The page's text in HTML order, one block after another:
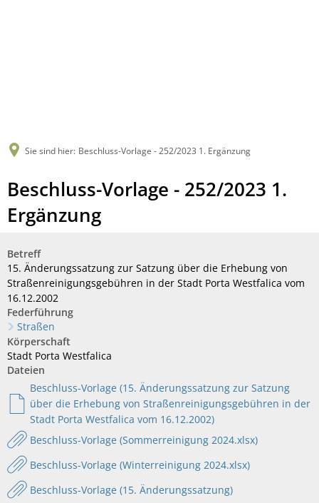
Sie sind hier: Beschluss-Vorlage - 252/2023 1. Ergänzung
Beschluss-Vorlage - 252/2023 1.
Ergänzung
Betreff
15. Änderungssatzung zur Satzung über die Erhebung von
Straßenreinigungsgebühren in der Stadt Porta Westfalica vom
16.12.2002
Federführung
Straßen
Körperschaft
Stadt Porta Westfalica
Dateien
Beschluss-Vorlage (15. Änderungssatzung zur Satzung
über die Erhebung von Straßenreinigungsgebühren in der
Stadt Porta Westfalica vom 16.12.2002)
Beschluss-Vorlage (Sommerreinigung 2024.xlsx)
Beschluss-Vorlage (Winterreinigung 2024.xlsx)
Beschluss-Vorlage (15. Änderungssatzung)